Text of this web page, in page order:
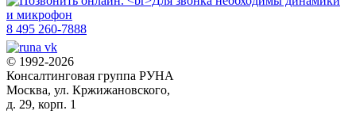
8 495 260-7888
© 1992-2026
Консалтинговая группа РУНА
Москва, ул. Кржижановского,
д. 29, корп. 1